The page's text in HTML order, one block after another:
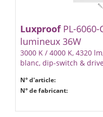
LuxproofPL-6060-
lumineux 36W
3000 K / 4000 K, 4320
blanc, dip-switch &
N° d'article:
N° de fabricant: